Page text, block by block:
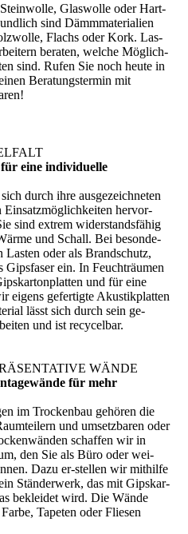
Glaswolle oder Hart­
sind Dämm­mate­rialien
Flachs oder Kork. Las­
beraten, welche Mög­lich­­
sind. Rufen Sie noch heute in
Beratungstermin mit
eine individuelle
durch ihre ausgezeich­ne­ten
Einsatzmöglichkeiten her­vor­­
sind extrem wider­stands­fähig
und Schall. Bei be­son­­de­
oder als Brand­schutz,
Gipsfaser ein. In Feucht­räumen
und für eine
eigens gefer­tigte Akustik­plat­ten
lässt sich durch sein ge­
und ist recycelbar.
WÄNDE
für mehr
im Trockenbau gehören die
und umsetzbaren oder
schaffen wir in
den Sie als Büro oder wei­
Dazu er-stellen wir mit­hilfe
Ständerwerk, das mit Gips­kar­
bekleidet wird. Die Wände
Tapeten oder Fliesen